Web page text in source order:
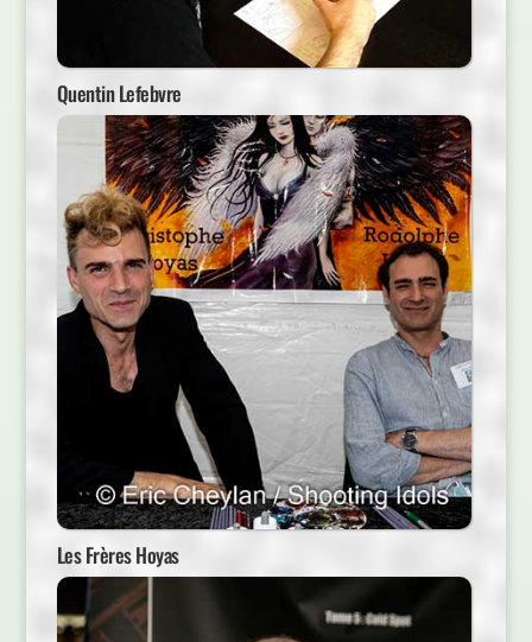
Quentin Lefebvre
Les Frères Hoyas